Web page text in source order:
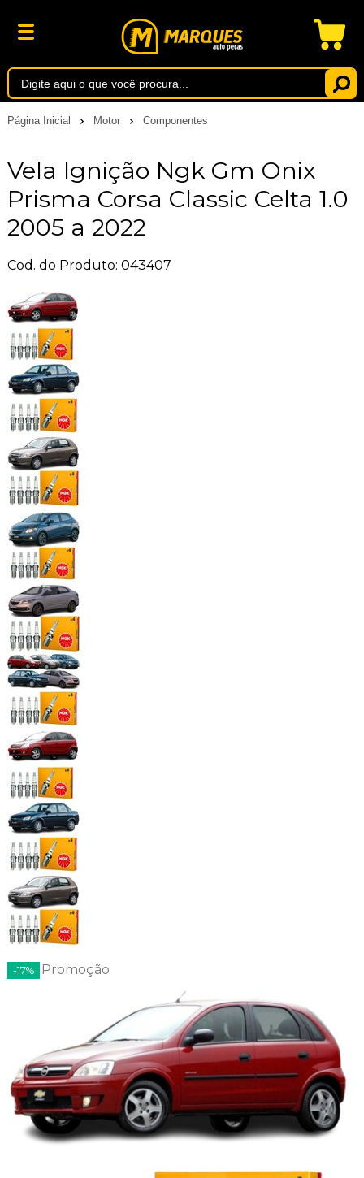
Página Inicial Motor Componentes
Vela Ignição Ngk Gm Onix
Prisma Corsa Classic Celta 1.0
2005 a 2022
Cod. do Produto: 043407
-17% Promoção